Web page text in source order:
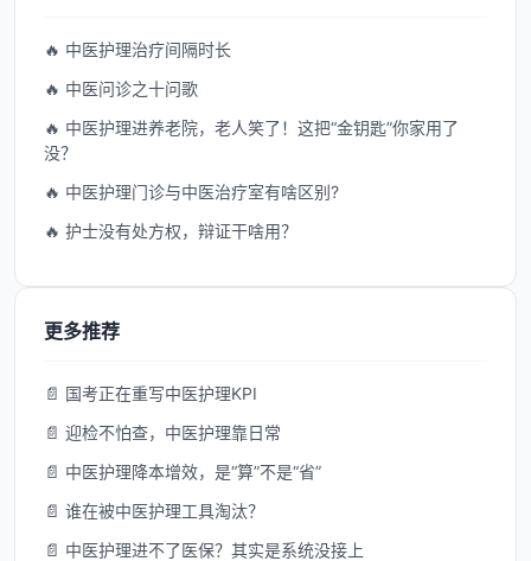
🔥 中医护理治疗间隔时长
🔥 中医问诊之十问歌
🔥 中医护理进养老院，老人笑了！这把“金钥匙”你家用了
没？
🔥 中医护理门诊与中医治疗室有啥区别?
🔥 护士没有处方权，辩证干啥用？
更多推荐
📄 国考正在重写中医护理KPI
📄 迎检不怕查，中医护理靠日常
📄 中医护理降本增效，是“算”不是“省”
📄 谁在被中医护理工具淘汰？
📄 中医护理进不了医保？其实是系统没接上